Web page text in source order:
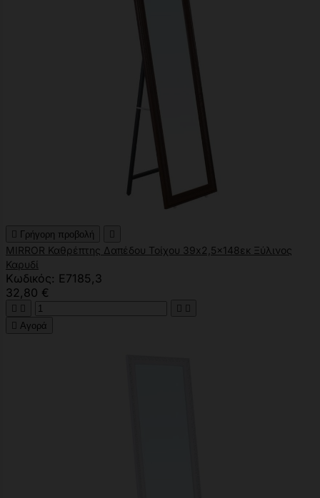
 Γρήγορη προβολή 
MIRROR Καθρέπτης Δαπέδου Τοίχου 39x2,5x148εκ Ξύλινος
Καρυδί
Κωδικός: Ε7185,3
32,80 €
   
 Αγορά